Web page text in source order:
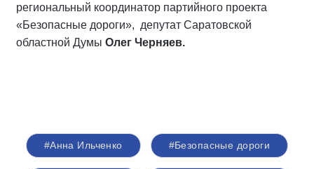
региональный координатор партийного проекта
«Безопасные дороги», депутат Саратовской
областной Думы Олег Черняев.
#Анна Ильченко #Безопасные дороги